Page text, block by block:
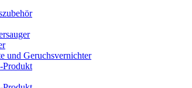
und Geruchsvernichter
Produkt